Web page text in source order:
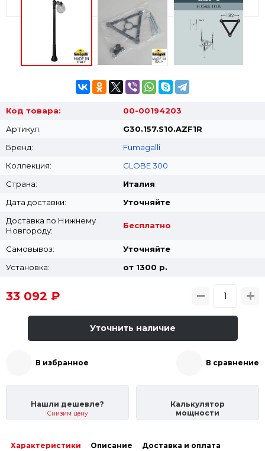
Код товара:
00-00194203
Артикул:
G30.157.S10.AZF1R
Бренд:
Fumagalli
Коллекция:
GLOBE 300
Страна:
Италия
Дата доставки:
Уточняйте
Доставка по Нижнему
Новгороду:
Бесплатно
Самовывоз:
Уточняйте
Установка:
от 1300 p.
33 092 ₽
Уточнить наличие
В избранное В сравнение
Нашли дешевле?
Снизим цену
Калькулятор
мощности
Характеристики Описание Доставка и оплата